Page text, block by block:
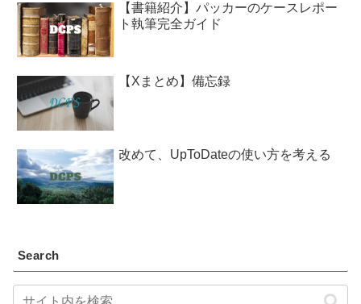
【書籍紹介】パッカーのケースレポー
ト執筆完全ガイド
【Xまとめ】備忘録
改めて、UpToDateの使い方を考える
Search